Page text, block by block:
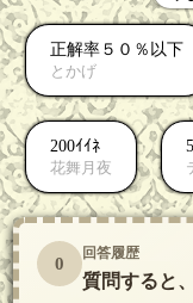
正解率５０％以下
とかげ
200ｲｲﾈ
花舞月夜
0 回答履歴
質問すると